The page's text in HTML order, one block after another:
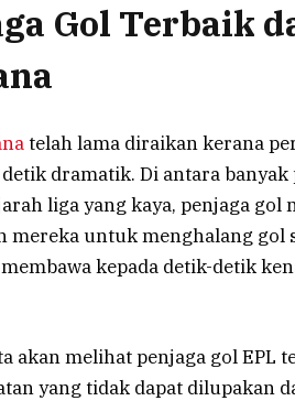
Gol Terbaik
telah lama diraikan kerana
detik dramatik. Di antara
liga yang kaya, penjaga
mereka untuk menghalang
kepada detik-detik
akan melihat penjaga gol EPL
yang tidak dapat dilupakan